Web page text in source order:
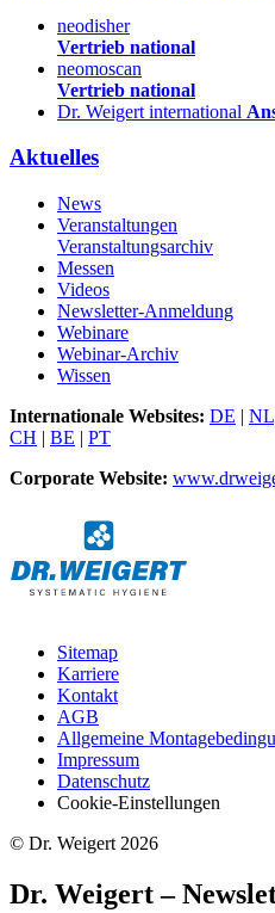
neodisher
Vertrieb national
neomoscan
Vertrieb national
Dr. Weigert international
Aktuelles
News
Veranstaltungen
Veranstaltungsarchiv
Messen
Videos
Newsletter-Anmeldung
Webinare
Webinar-Archiv
Wissen
Internationale Websites: DE | NL
CH | BE | PT
Corporate Website:
Sitemap
Karriere
Kontakt
AGB
Allgemeine
Impressum
Datenschutz
Cookie-Einstellungen
© Dr. Weigert 2026
Dr. Weigert –